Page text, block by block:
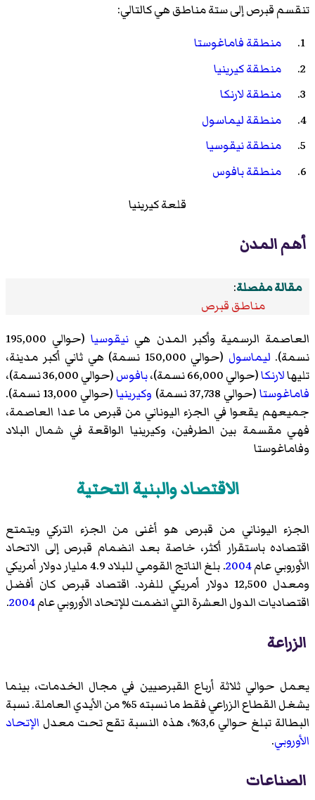
تنقسم قبرص إلى ستة مناطق هي كالتالي:
منطقة فاماغوستا
منطقة كيرينيا
منطقة لارنكا
منطقة ليماسول
منطقة نيقوسيا
منطقة بافوس
قلعة كيرينيا
أهم المدن
مقالة مفصلة:
مناطق قبرص
العاصمة الرسمية وأكبر المدن هي نيقوسيا
(حوالي 195,000
نسمة). ليماسول
(حوالي 150,000 نسمة) هي ثاني أكبر مدينة،
تليهالارنكا(حوالي 66,000 نسمة)، بافوس(حوالي 36,000 نسمة)،
فاماغوستا(حوالي 37,738 نسمة) وكيرينيا
(حوالي 13,000 نسمة).
جميعهم يقعوا في الجزء اليوناني من قبرص ما عدا العاصمة،
فهي مقسمة بين الطرفين، وكيرينيا الواقعة في شمال البلاد
وفاماغوستا
الاقتصاد والبنية التحتية
الجزء اليوناني من قبرص هو أغنى من الجزء التركي ويتمتع
اقتصاده باستقرار أكثر، خاصة بعد انضمام قبرص إلى الاتحاد
الأوروبي عام2004
. بلغ الناتج القومي للبلاد 4.9 مليار دولار أمريكي
ومعدل 12,500 دولار أمريكي للفرد. اقتصاد قبرص كان أفضل
اقتصاديات الدول العشرة التي انضمت للإتحاد الأوروبي عام2004
.
الزراعة
يعمل حوالي ثلاثة أرباع القبرصيين في مجال الخدمات، بينما
يشغل القطاع الزراعي فقط ما نسبته 5% من الأيدي العاملة. نسبة
البطالة تبلغ حوالي 3,6%، هذه النسبة تقع تحت معدل
الإتحاد
الأوروبي.
الصناعات